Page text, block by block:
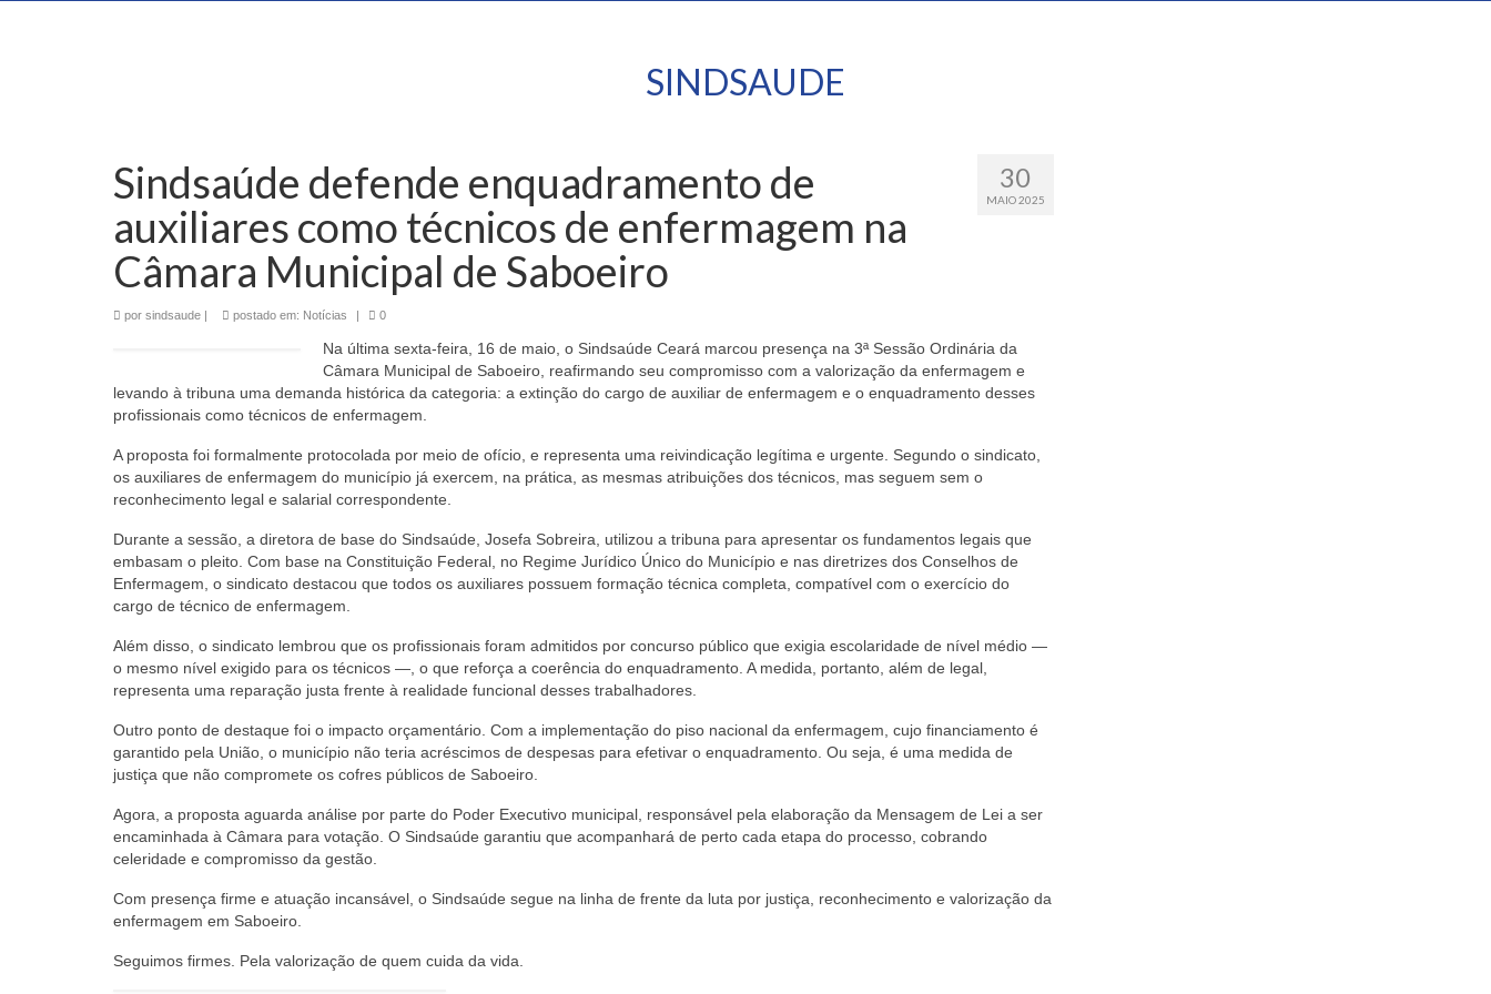
SINDSAUDE
30
MAIO 2025
Sindsaúde defende enquadramento de
auxiliares como técnicos de enfermagem na
Câmara Municipal de Saboeiro
por sindsaude | postado em: Notícias | 0
Na última sexta-feira, 16 de maio, o Sindsaúde Ceará marcou presença na 3ª Sessão Ordinária da
Câmara Municipal de Saboeiro, reafirmando seu compromisso com a valorização da enfermagem e
levando à tribuna uma demanda histórica da categoria: a extinção do cargo de auxiliar de enfermagem e o enquadramento desses
profissionais como técnicos de enfermagem.
A proposta foi formalmente protocolada por meio de ofício, e representa uma reivindicação legítima e urgente. Segundo o sindicato,
os auxiliares de enfermagem do município já exercem, na prática, as mesmas atribuições dos técnicos, mas seguem sem o
reconhecimento legal e salarial correspondente.
Durante a sessão, a diretora de base do Sindsaúde, Josefa Sobreira, utilizou a tribuna para apresentar os fundamentos legais que
embasam o pleito. Com base na Constituição Federal, no Regime Jurídico Único do Município e nas diretrizes dos Conselhos de
Enfermagem, o sindicato destacou que todos os auxiliares possuem formação técnica completa, compatível com o exercício do
cargo de técnico de enfermagem.
Além disso, o sindicato lembrou que os profissionais foram admitidos por concurso público que exigia escolaridade de nível médio —
o mesmo nível exigido para os técnicos —, o que reforça a coerência do enquadramento. A medida, portanto, além de legal,
representa uma reparação justa frente à realidade funcional desses trabalhadores.
Outro ponto de destaque foi o impacto orçamentário. Com a implementação do piso nacional da enfermagem, cujo financiamento é
garantido pela União, o município não teria acréscimos de despesas para efetivar o enquadramento. Ou seja, é uma medida de
justiça que não compromete os cofres públicos de Saboeiro.
Agora, a proposta aguarda análise por parte do Poder Executivo municipal, responsável pela elaboração da Mensagem de Lei a ser
encaminhada à Câmara para votação. O Sindsaúde garantiu que acompanhará de perto cada etapa do processo, cobrando
celeridade e compromisso da gestão.
Com presença firme e atuação incansável, o Sindsaúde segue na linha de frente da luta por justiça, reconhecimento e valorização da
enfermagem em Saboeiro.
Seguimos firmes. Pela valorização de quem cuida da vida.